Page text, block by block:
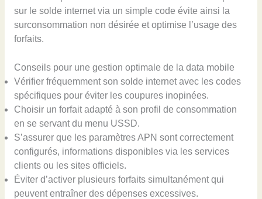
sur le solde internet via un simple code évite ainsi la
surconsommation non désirée et optimise l’usage des
forfaits.
Conseils pour une gestion optimale de la data mobile
Vérifier fréquemment son solde internet avec les codes
spécifiques pour éviter les coupures inopinées.
Choisir un forfait adapté à son profil de consommation
en se servant du menu USSD.
S’assurer que les paramètres APN sont correctement
configurés, informations disponibles via les services
clients ou les sites officiels.
Éviter d’activer plusieurs forfaits simultanément qui
peuvent entraîner des dépenses excessives.